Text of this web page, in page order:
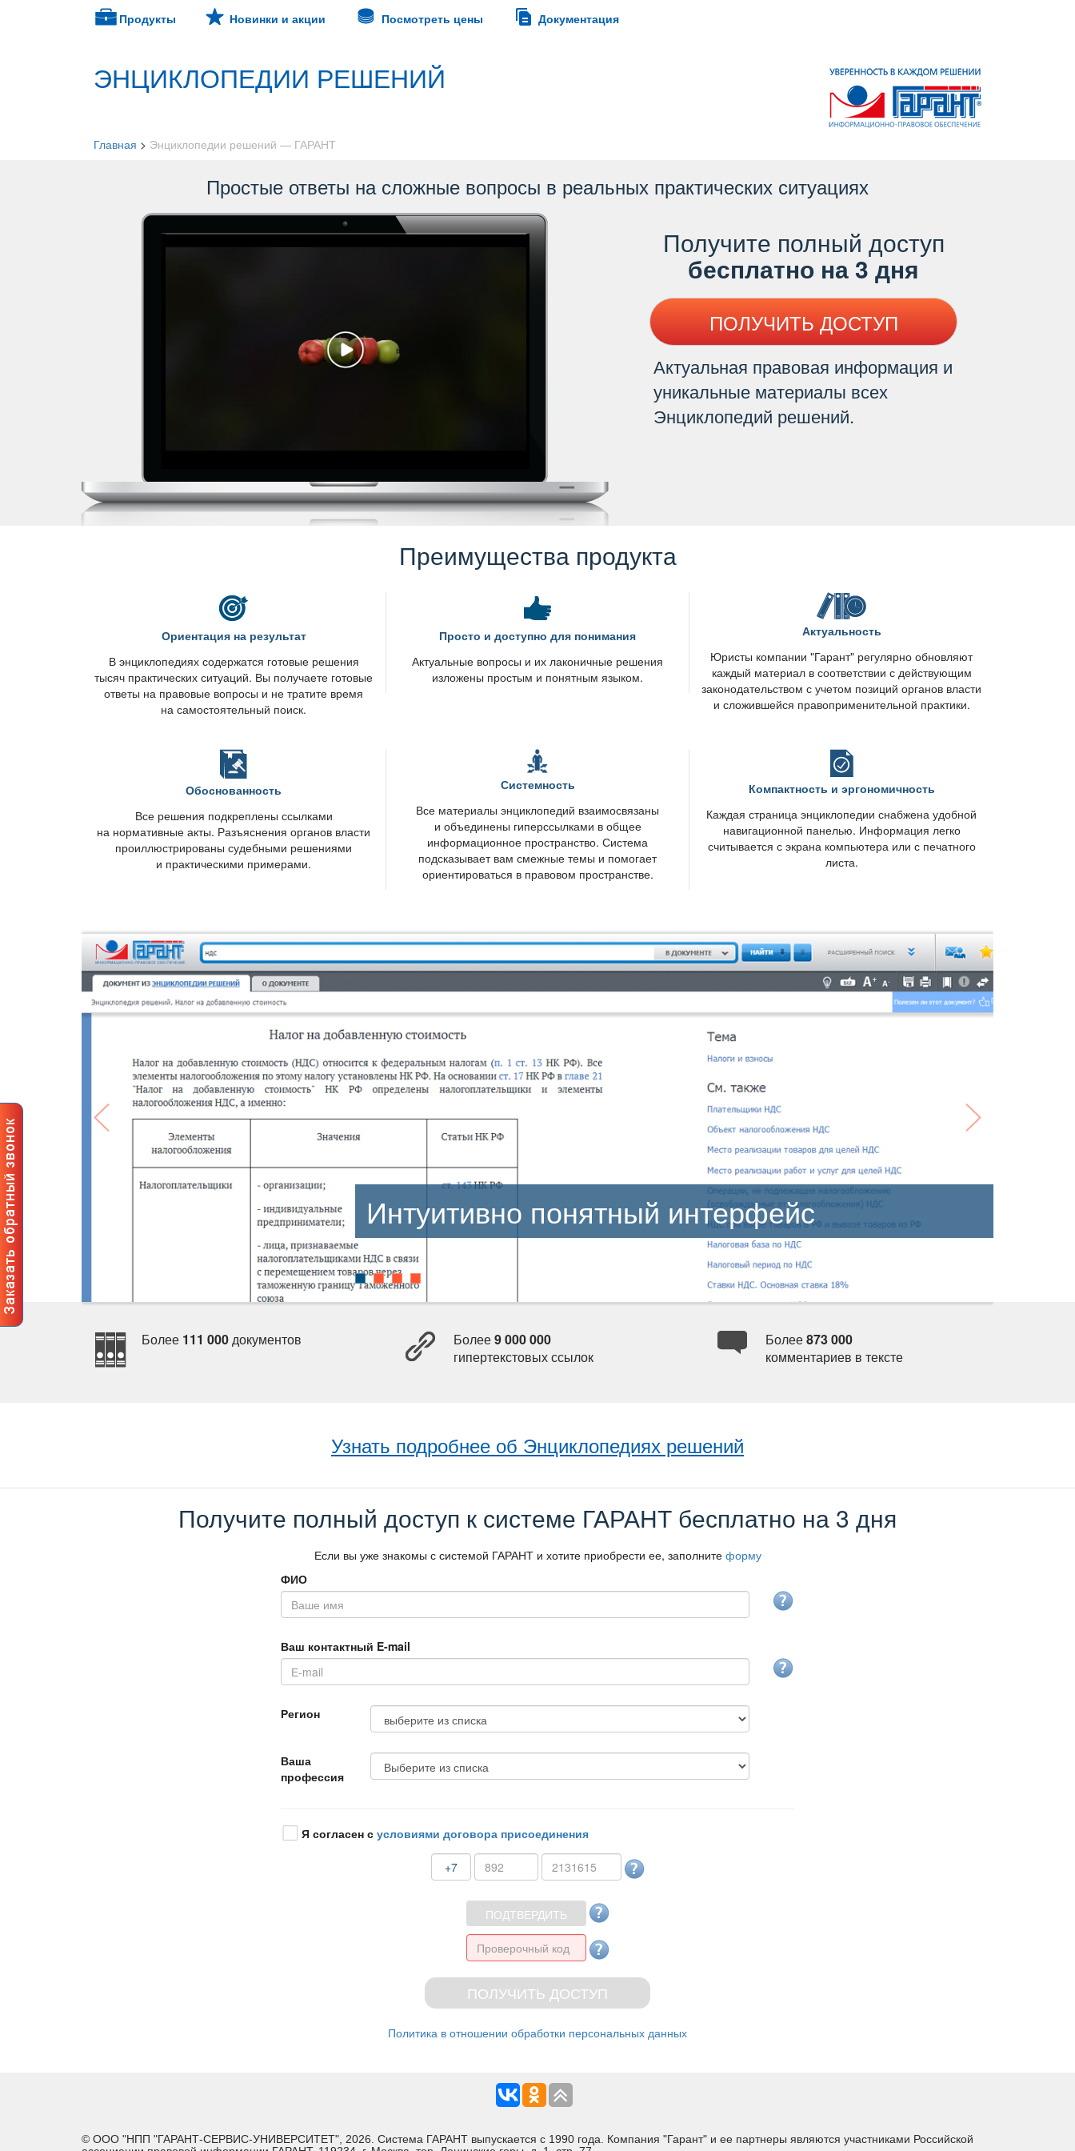
Продукты Новинки и акции Посмотреть цены Документация
ЭНЦИКЛОПЕДИИ РЕШЕНИЙ
Главная > Энциклопедии решений — ГАРАНТ
Простые ответы на сложные вопросы в реальных практических ситуациях
Получите полный доступ
есплатно на 3 дня
ПОЛУЧИТЬ ДОСТУП
Актуальная правовая информация и
уникальные материалы всех
Энциклопедий решений.
Преимущества продукта
Ориентация на результат
энциклопедиях содержатся готовые решения
тысяч практических ситуаций. Вы получаете готовые
ответы на правовые вопросы и не тратите время
на самостоятельный поиск.
Просто и доступно для понимания
Актуальные вопросы и их лаконичные решения
изложены простым и понятным языком.
Актуальность
Юристы компании "Гарант" регулярно обновляют
каждый материал в соответствии с действующим
законодательством с учетом позиций органов власти
и сложившейся правоприменительной практики.
Обоснованность
се решения подкреплены ссылками
на нормативные акты. Разъяснения органов власти
проиллюстрированы судебными решениями
и практическими примерами.
Системность
се материалы энциклопедий взаимосвязаны
и объединены гиперссылками в общее
информационное пространство. Система
подсказывает вам смежные темы и помогает
ориентироваться в правовом пространстве.
Компактность и эргономичность
Каждая страница энциклопедии снабжена удобной
навигационной панелью. Информация легко
считывается с экрана компьютера или с печатного
листа.
Интуитивно понятный интерфейс
Более 111 000документо Более9 000 000
ипертекстовых ссылок
Более873 000
комментариев в тексте
Узнать подробнее об Энциклопедиях решений
Получите полный доступ к системе ГАРАНТ бесплатно на 3 дня
Если вы уже знакомы с системой ГАРАНТ и хотите приобрести ее, заполните форму
ФИО
аш контактный E-mail
Регион
аша
профессия
Я согласен с условиями договора присоединения
+7
Политика в отношении обработки персональных данных
© ООО "НПП "ГАРАНТ-СЕРВИС-УНИВЕРСИТЕТ", 2026. Система ГАРАНТ выпускается с 1990 года. Компания "Гарант" и ее партнеры являются участниками Российской